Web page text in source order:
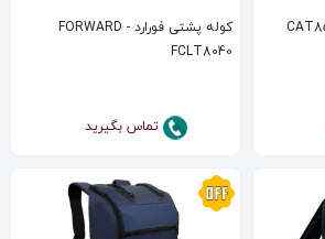
کوله پشتی فورارد FORWARD -
FCLT8040
تماس بگیرید